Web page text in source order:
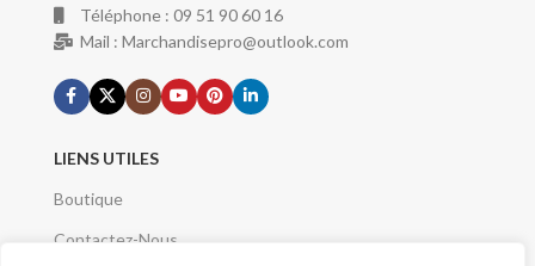
Téléphone : 09 51 90 60 16
Mail : Marchandisepro@outlook.com
LIENS UTILES
Boutique
Contactez-Nous